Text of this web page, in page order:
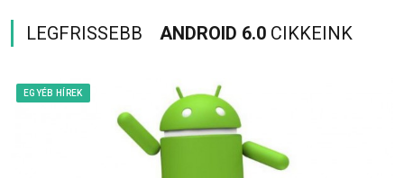
LEGFRISSEBB ANDROID 6.0 CIKKEINK
EGYÉB HÍREK